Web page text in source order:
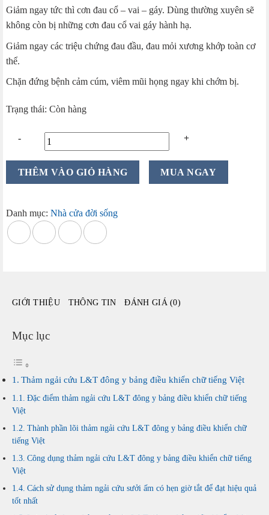
359.000 ₫.
Giảm ngay tức thì cơn đau cổ – vai – gáy. Dùng thường xuyên sẽ
không còn bị những cơn đau cổ vai gáy hành hạ.
Giảm ngay các triệu chứng đau đầu, đau mỏi xương khớp toàn cơ
thể.
Chặn đứng bệnh cảm cúm, viêm mũi họng ngay khi chớm bị.
Trạng thái: Còn hàng
L&T
đông
y
tiếng
số
THÊM VÀO GIỎ HÀNG MUA NGAY
Danh mục: Nhà cửa đời sống
GIỚI THIỆU THÔNG TIN ĐÁNH GIÁ (0)
Mục lục
Thảm ngải cứu L&T đông y bảng điều khiển chữ tiếng Việt
Đặc điểm thảm ngải cứu L&T đông y bảng điều khiển chữ tiếng
Việt
Thành phần lõi thảm ngải cứu L&T đông y bảng điều khiển chữ
tiếng Việt
Công dụng thảm ngải cứu L&T đông y bảng điều khiển chữ tiếng
Việt
Cách sử dụng thảm ngải cứu sưởi ấm có hẹn giờ tắt để đạt hiệu quả
tốt nhất